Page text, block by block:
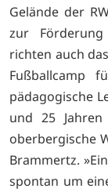
Gelände der
zur
richten auch
Fußballcamp
pädagogische
und 25
oberbergische
Brammertz.
spontan um